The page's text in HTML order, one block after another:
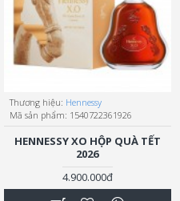
Thương hiệu: Hennessy
Mã sản phẩm: 1540722361926
HENNESSY XO HỘP QUÀ TẾT
2026
4.900.000đ